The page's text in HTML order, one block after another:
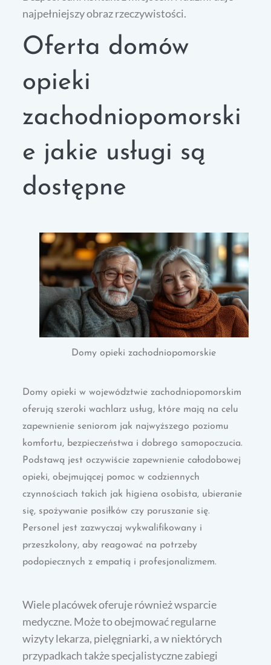
najpełniejszy obraz rzeczywistości.
Oferta domów
opieki
zachodniopomorski
e jakie usługi są
dostępne
Domy opieki zachodniopomorskie
Domy opieki w województwie zachodniopomorskim
oferują szeroki wachlarz usług, które mają na celu
zapewnienie seniorom jak najwyższego poziomu
komfortu, bezpieczeństwa i dobrego samopoczucia.
Podstawą jest oczywiście zapewnienie całodobowej
opieki, obejmującej pomoc w codziennych
czynnościach takich jak higiena osobista, ubieranie
się, spożywanie posiłków czy poruszanie się.
Personel jest zazwyczaj wykwalifikowany i
przeszkolony, aby reagować na potrzeby
podopiecznych z empatią i profesjonalizmem.
Wiele placówek oferuje również wsparcie
medyczne. Może to obejmować regularne
wizyty lekarza, pielęgniarki, a w niektórych
przypadkach także specjalistyczne zabiegi